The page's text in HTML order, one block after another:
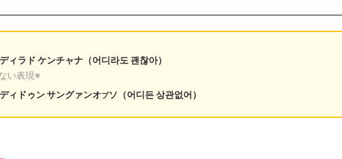
ィラド ケンチャナ（어디라도 괜찮아）
い表現※
ィドゥン サングァンオプソ（어디든 상관없어）